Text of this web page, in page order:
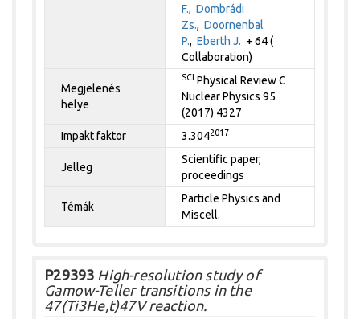
F.,Dombrádi
Zs.,Doornenbal
P.,Eberth J. + 64 (
Collaboration)
Megjelenés
helye
SCI Physical Review C
Nuclear Physics 95
(2017) 4327
Impakt faktor
3.3042017
Jelleg
Scientific paper,
proceedings
Témák
Particle Physics and
Miscell.
P29393 High-resolution study of
Gamow-Teller transitions in the
47(Ti3He,t)47V reaction.